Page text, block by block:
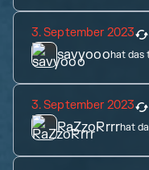
3. September 2023
savyooohat das
3. September 2023
RaZzoRrrrhat